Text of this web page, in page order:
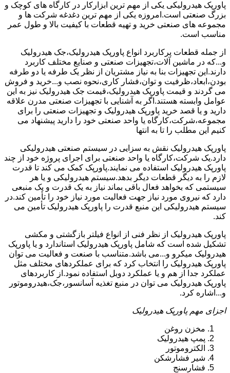
پاورپک هیدرولیکی یکی از مهم ترین ابزارکار در کارگاه های کوچک و
بزرگ صنعتی است.امروزه یکی از مهم ترین دغدغه شرکت ها و
مجموعه های صنعتی خرید و تهیه قطعات با کیفیت بالا و طول عمر
مناسب است.
از جمله قطعات پرکاربرد انواع پاورپک هیدرولیک،جک هیدرولیک
و...که در ماشین آلات،تجهیزات صنعتی و صنایع مختلف کاربرد
دارند.این تجهیزات بنا به نیاز مشتریان از نظر یک طرفه یا دو طرفه
بودن،ابعاد،ظرفیت و توان،فشار کاری،نحوه نصب و...خرید و فروش
می گردند و قیمت پاورپک هیدرولیک،قیمت جک هیدرولیک نیز به این
عوامل وابسته هستند.اگر به آشنایی با تجهیزات صنعتی مدرن علاقه
دارید و یا قصد خرید پاورپک هیدرولیک و تجهیزات صنعتی را برای
مجموعه،شرکت،کارگاه یا واحد صنعتی خود را دارید پیشنهاد می
کنیم این مطلب را تا به انتها
پاورپک هیدرولیک نقش به سزایی در سیستم صنعتی هیدرولیکی
دارد.یک شرکت،کارگاه یا واحد صنعتی برای اجرای پروژه خود از چند
پاورپک هیدرولیک استفاده می نمایند.پاورپک کمک می کند تا قدرت
لازم را به دیگر قطعات دیگر بدهد.سیستم هیدرولیکی و یا هر
سیستمی که بخواهد فعال باقی بماند نیاز به یک قدرت و یک منبعی
دارد که نیروی مورد نیاز جهت فعالیت مورد نیاز خود را تأمین کند.در
سیستم هیدرولیکی این منبع قدرت را پاورپک هیدرولیک تأمین می
کند.
پاورپک هیدرولیک از نظر فنی از انواع فیلتر بازگشتی و مکشی
تشکیل شده است که شامل پاورپک هیدرولیک استاندارد و یا پاورپک
هیدرولیک میکرو و...می باشد.متناسب با صنعت و فعالیت می توان
پاورپک هیدرولیک را انتخاب کرد که برای عملکردهای مختلف مثل
عملکرد جدا از هم و یا عملکرد دوبل استفاده نمود.از کاربردهای
پاورپک هیدرولیک می توان در منبع تغذیه آسانسور،جک،هیدروموتور
و...اشاره کرد.
اجزای مهم پاورپک هیدرولیک
مخزن روغن
پمپ هیدرولیک
الکتروموتور
شیر فشارشکن
فشارسنج